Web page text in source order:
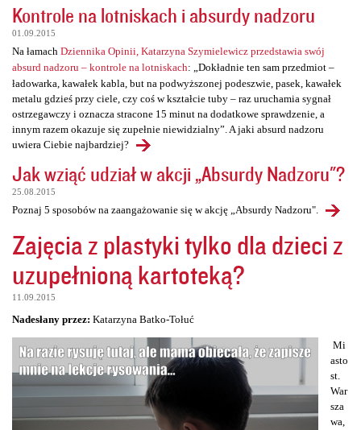
Kontrole na lotniskach i absurdy nadzoru
01.09.2015
Na łamach Dziennika Opinii, Katarzyna Szymielewicz przedstawia swój
absurd nadzoru – kontrole na lotniskach: „Dokładnie ten sam przedmiot –
ładowarka, kawałek kabla, but na podwyższonej podeszwie, pasek, kawałek
metalu gdzieś przy ciele, czy coś w kształcie tuby – raz uruchamia sygnał
ostrzegawczy i oznacza stracone 15 minut na dodatkowe sprawdzenie, a
innym razem okazuje się zupełnie niewidzialny”. A jaki absurd nadzoru
uwiera Ciebie najbardziej?
Jak wziąć udział w akcji „Absurdy Nadzoru"?
25.08.2015
Poznaj 5 sposobów na zaangażowanie się w akcję „Absurdy Nadzoru".
Zajęcia z plastyki tylko dla dzieci z
uzupełnioną kartoteką?
11.09.2015
Nadesłany przez: Katarzyna Batko-Tołuć
Mi
asto
st.
War
sza
wa,